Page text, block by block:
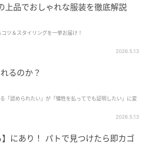
品でおしゃれな服装を徹底解説
ツ＆スタイリングを一挙お届け！
2026.5.13
るのか？
「認められたい」が「犠牲を払ってでも証明したい」に変
2026.5.13
にあり！ パトで見つけたら即カゴ